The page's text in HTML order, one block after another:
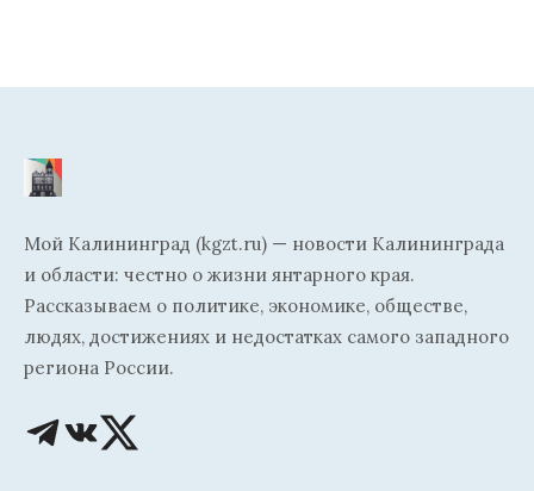
Мой Калининград (kgzt.ru) — новости Калининграда
и области: честно о жизни янтарного края.
Рассказываем о политике, экономике, обществе,
людях, достижениях и недостатках самого западного
региона России.